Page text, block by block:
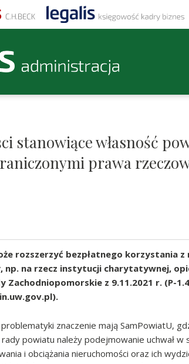
stanowiące własność
prawa
rozszerzyć bezpłatnego korzystania
np. na rzecz instytucji charytatywnej,
Zachodniopomorskie z 9.11.2021 r. (P-
znaczenie mają SamPowiatU,
rady powiatu należy podejmowanie uchwał
i obciążania nieruchomości oraz ich